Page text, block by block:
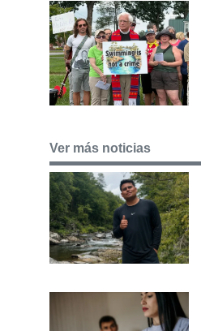
Ver más noticias